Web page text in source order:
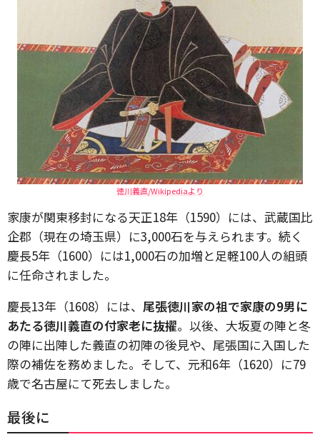
徳川義直/Wikipediaより
家康が関東移封になる天正18年（1590）には、武蔵国比
企郡（現在の埼玉県）に3,000石を与えられます。続く
慶長5年（1600）には1,000石の加増と足軽100人の組頭
に任命されました。
慶長13年（1608）には、 尾張徳川家の祖で家康の9男に
あたる徳川義直の付家老に抜擢。以後、大坂夏の陣と冬
の陣に出陣した義直の初陣の後見や、尾張国に入国した
際の補佐を務めました。そして、元和6年（1620）に79
歳で名古屋にて死去しました。
最後に